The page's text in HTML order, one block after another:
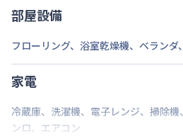
部屋設備
フローリング、 浴室乾燥機、 ベランダ、
家電
冷蔵庫、 洗濯機、 電子レンジ、 掃除機、
ンロ、 エアコン